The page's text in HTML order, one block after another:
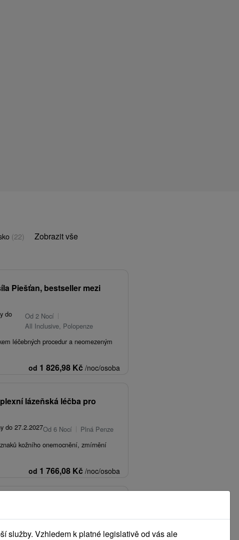
(22) Zobrazit vše
Piešťan, bestseller mezi
do
Od 2 Nocí
All Inclusive, Polopenze
léčebných procedur a neomezeným
od 1 826,98 Kč /noc/osoba
lázeňská léčba pro
do 27.2.2027Od 6 Nocí
Plná Penze
kožního onemocnění, zmírnění
od 1 766,08 Kč /noc/osoba
Piešťanský relax ve
služby. Vzhledem k platné legislativě od vás ale